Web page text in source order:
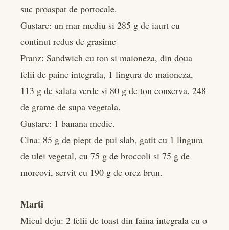
suc proaspat de portocale.
Gustare: un mar mediu si 285 g de iaurt cu
continut redus de grasime
Pranz: Sandwich cu ton si maioneza, din doua
felii de paine integrala, 1 lingura de maioneza,
113 g de salata verde si 80 g de ton conserva. 248
de grame de supa vegetala.
Gustare: 1 banana medie.
Cina: 85 g de piept de pui slab, gatit cu 1 lingura
de ulei vegetal, cu 75 g de broccoli si 75 g de
morcovi, servit cu 190 g de orez brun.
Marti
Micul deju: 2 felii de toast din faina integrala cu o